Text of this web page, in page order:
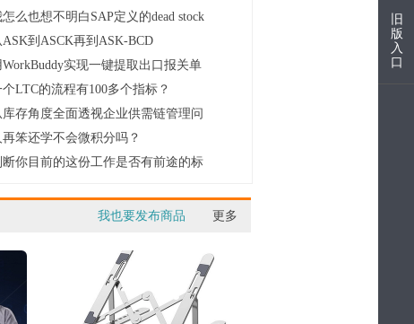
...
怎么也想不明白SAP定义的dead stock
...
ASK到ASCK再到ASK-BCD
WorkBuddy实现一键提取出口报关单
个LTC的流程有100多个指标？
库存角度全面透视企业供需链管理问
...
再笨还学不会微积分吗？
断你目前的这份工作是否有前途的标
更多
我也要发布商品
旧
版
入
口